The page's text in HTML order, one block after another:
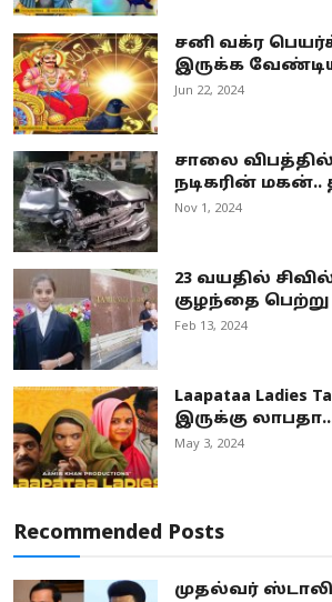
சனி வக்ர
இருக்க வேண்டிய
Jun 22, 2024
சாலை விபத்தில்
நடிகரின் மகன்..
Nov 1, 2024
23 வயதில்
குழந்தை பெற்று
Feb 13, 2024
Laapataa Ladies
இருக்கு
May 3, 2024
Recommended Posts
முதல்வர்